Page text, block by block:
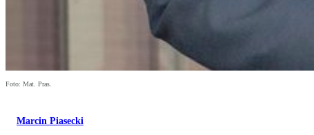
Foto: Mat. Pras.
Marcin Piasecki